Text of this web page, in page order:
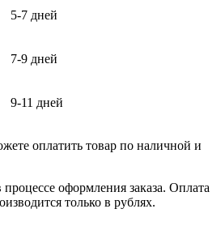
5-7 дней
7-9 дней
9-11 дней
оплатить товар по наличной и
оформления заказа. Оплата
только в рублях.